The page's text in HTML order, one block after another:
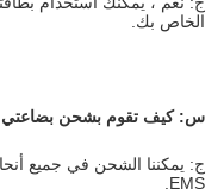
الخاص بك.
س: كيف تقوم بشحن بضاعتي B141EW01 V0؟
EMS.